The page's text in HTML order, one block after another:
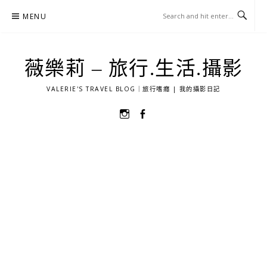
MENU
薇樂莉 – 旅行.生活.攝影
VALERIE'S TRAVEL BLOG｜旅行嗜癮 | 我的攝影日記
選